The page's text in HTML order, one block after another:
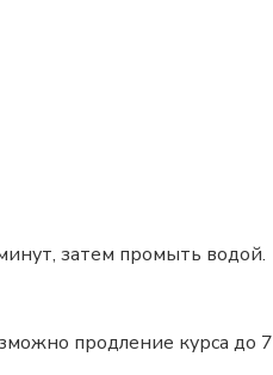
затем промыть водой.
продление курса до 7